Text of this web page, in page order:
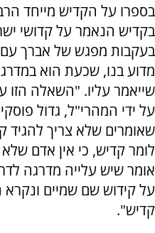
בספרו על הקדיש מייחד
בקדיש הנאמר על קדושי
בעקבות מפגש של אברך
מדוע בנו, שכעת הוא
שייאמר עליו. "השאלה
על ידי המהרי"ל, גדול
שאומרים שלא צריך להגיד
לומר קדיש, כי אין אדם
אומר שיש עלייה מדרגה
על קידוש שם שמיים ונקרא
קדיש".